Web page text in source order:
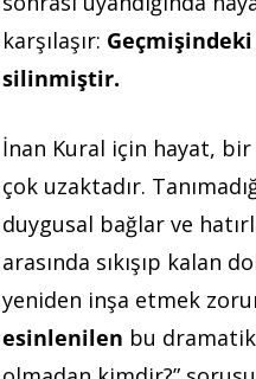
karşılaşır:
silinmiştir.
İnan Kural için hayat,
çok uzaktadır.
duygusal bağlar ve
arasında sıkışıp kalan
yeniden inşa etmek
esinlenilen bu dramatik